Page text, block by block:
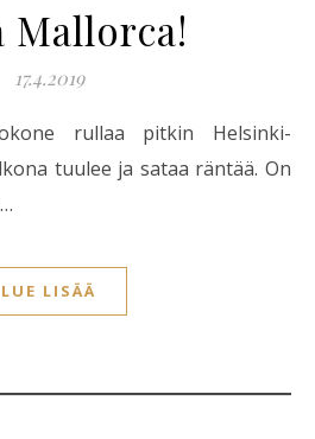
Mallorca!
17.4.2019
tuulee ja sataa räntää. On
LUE LISÄÄ